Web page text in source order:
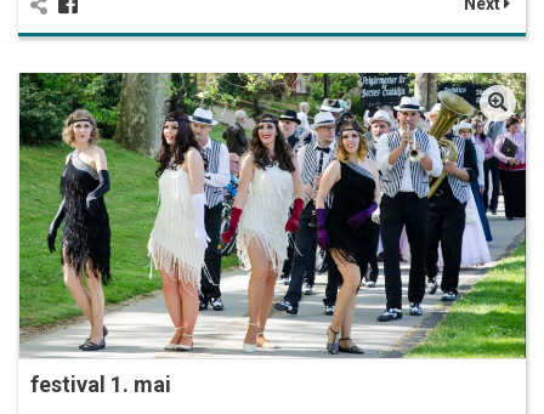
festival 1. mai